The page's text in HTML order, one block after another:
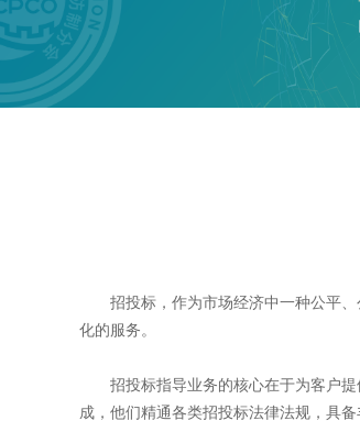
招投标，作为市场经济中一种公平
化的服务。
招投标指导业务的核心在于为客户
成，他们精通各类招投标法律法规，具